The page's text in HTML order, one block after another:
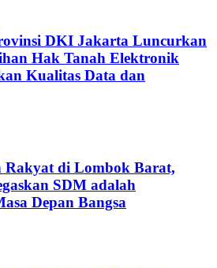
DKI Jakarta Luncurkan
Hak Tanah Elektronik
Kualitas Data dan
Rakyat di Lombok Barat,
SDM adalah
Depan Bangsa